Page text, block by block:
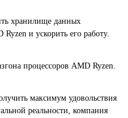
хранилище данных
и ускорить его работу.
процессоров AMD Ryzen.
максимум удовольствия
реальности, компания